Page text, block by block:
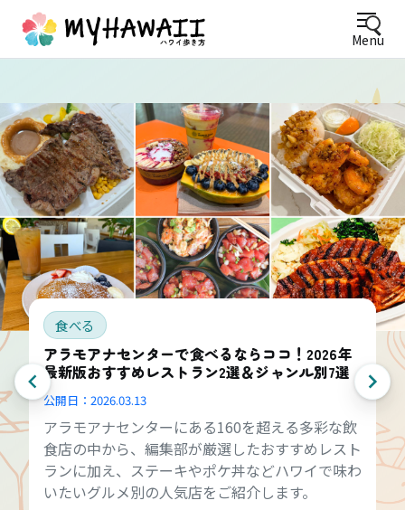
Menu
食べる
アラモアナセンターで食べるならココ！2026年
最新版おすすめレストラン2選＆ジャンル別7選
公開日： 2026.03.13
アラモアナセンターにある160を超える多彩な飲
食店の中から、編集部が厳選したおすすめレスト
ランに加え、ステーキやポケ丼などハワイで味わ
いたいグルメ別の人気店をご紹介します。